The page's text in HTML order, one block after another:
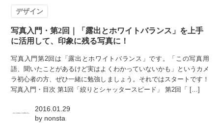
デザイン
写真入門・第2回｜「露出とホワイトバランス」を上手
に活用して、印象に残る写真に！
写真入門第2回は「露出とホワイトバランス」です。「この写真用
語、聞いたことがあるけど実はよくわかっていないかも」というカメ
ラ初心者の方、ぜひ一緒に勉強しましょう。それではスタートです！
写真入門・目次 第1回「絞りとシャッタースピード」 第2回「 […]
2016.01.29
by nonsta